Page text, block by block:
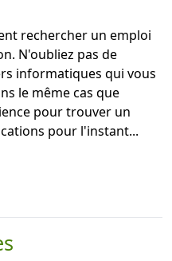
rechercher un emploi
N'oubliez pas de
informatiques qui vous
le même cas que
pour trouver un
pour l'instant...